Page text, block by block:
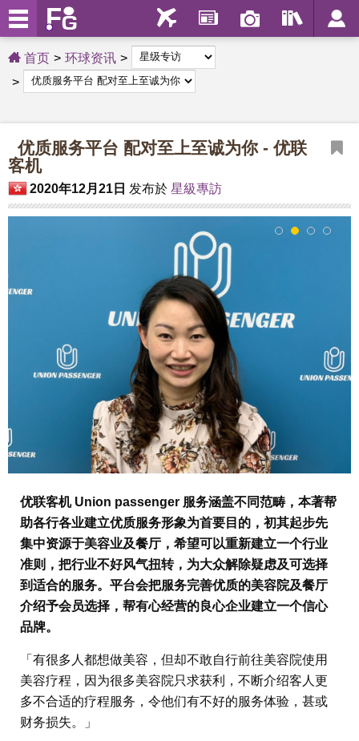
首页 环球资讯
优质服务平台 配对至上至诚为你 - 优联
客机
2020年12月21日 发布於 星級專訪
1 2 3 4
优联客机 Union passenger 服务涵盖不同范畴，本著帮
助各行各业建立优质服务形象为首要目的，初其起步先
集中资源于美容业及餐厅，希望可以重新建立一个行业
准则，把行业不好风气扭转，为大众解除疑虑及可选择
到适合的服务。平台会把服务完善优质的美容院及餐厅
介绍予会员选择，帮有心经营的良心企业建立一个信心
品牌。
「有很多人都想做美容，但却不敢自行前往美容院使用
美容疗程，因为很多美容院只求获利，不断介绍客人更
多不合适的疗程服务，令他们有不好的服务体验，甚或
财务损失。」